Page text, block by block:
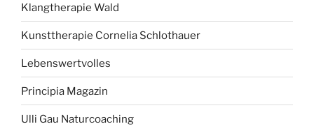
Klangtherapie Wald
Kunsttherapie Cornelia Schlothauer
Lebenswertvolles
Principia Magazin
Ulli Gau Naturcoaching